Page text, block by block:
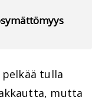
tulla
mutta